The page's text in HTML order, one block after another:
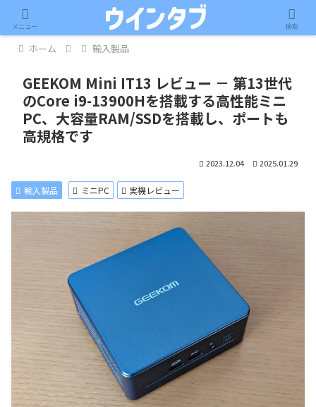
記事内に広告が含まれています。
ホーム 輸入製品
GEEKOM Mini IT13 レビュー － 第13世代
のCore i9-13900Hを搭載する高性能ミニ
PC、大容量RAM/SSDを搭載し、ポートも
高規格です
2023.12.04 2025.01.29
輸入製品 ミニPC 実機レビュー
メニュー 検索